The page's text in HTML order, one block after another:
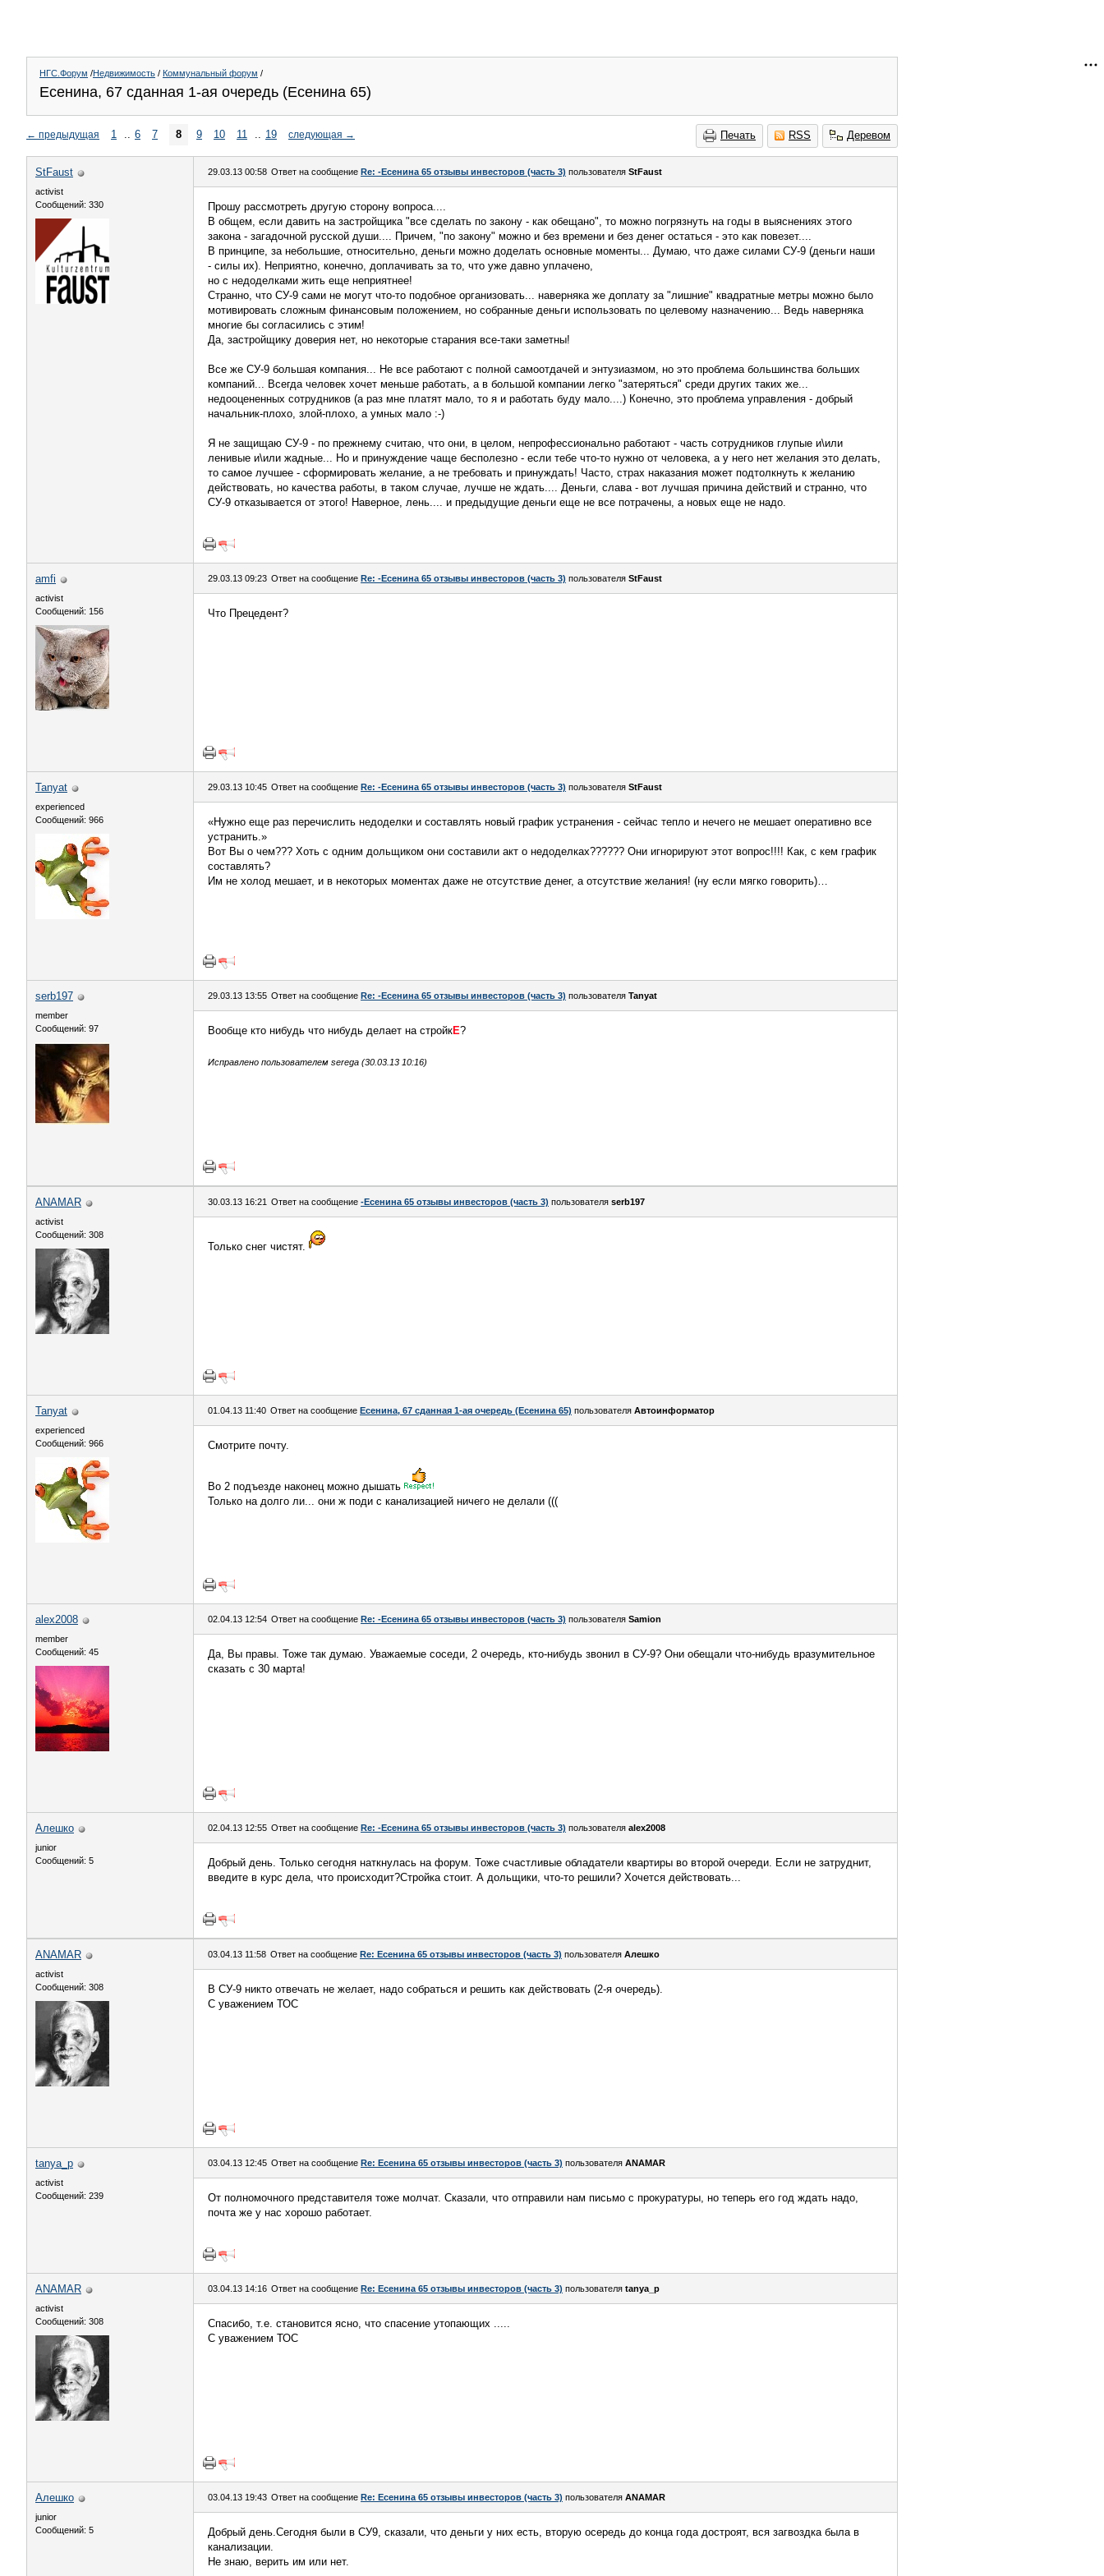
НГС.Форум /Недвижимость / Коммунальный форум /
Есенина, 67 сданная 1-ая очередь (Есенина 65)
Печать RSS Деревом
← предыдущая 1 .. 6 7 8 9 10 11 .. 19 следующая →
StFaust
activist
Сообщений: 330
29.03.13 00:58 Ответ на сообщение Re: -Есенина 65 отзывы инвесторов (часть 3) пользователя StFaust
Прошу рассмотреть другую сторону вопроса....
В общем, если давить на застройщика "все сделать по закону - как обещано", то можно погрязнуть на годы в выяснениях этого
закона - загадочной русской души.... Причем, "по закону" можно и без времени и без денег остаться - это как повезет....
В принципе, за небольшие, относительно, деньги можно доделать основные моменты... Думаю, что даже силами СУ-9 (деньги наши
- силы их). Неприятно, конечно, доплачивать за то, что уже давно уплачено,
но с недоделками жить еще неприятнее!
Странно, что СУ-9 сами не могут что-то подобное организовать... наверняка же доплату за "лишние" квадратные метры можно было
мотивировать сложным финансовым положением, но собранные деньги использовать по целевому назначению... Ведь наверняка
многие бы согласились с этим!
Да, застройщику доверия нет, но некоторые старания все-таки заметны!
Все же СУ-9 большая компания... Не все работают с полной самоотдачей и энтузиазмом, но это проблема большинства больших
компаний... Всегда человек хочет меньше работать, а в большой компании легко "затеряться" среди других таких же...
недооцененных сотрудников (а раз мне платят мало, то я и работать буду мало....) Конечно, это проблема управления - добрый
начальник-плохо, злой-плохо, а умных мало :-)
Я не защищаю СУ-9 - по прежнему считаю, что они, в целом, непрофессионально работают - часть сотрудников глупые и\или
ленивые и\или жадные... Но и принуждение чаще бесполезно - если тебе что-то нужно от человека, а у него нет желания это делать,
то самое лучшее - сформировать желание, а не требовать и принуждать! Часто, страх наказания может подтолкнуть к желанию
действовать, но качества работы, в таком случае, лучше не ждать.... Деньги, слава - вот лучшая причина действий и странно, что
СУ-9 отказывается от этого! Наверное, лень.... и предыдущие деньги еще не все потрачены, а новых еще не надо.
amfi
activist
Сообщений: 156
29.03.13 09:23 Ответ на сообщение Re: -Есенина 65 отзывы инвесторов (часть 3) пользователя StFaust
Что Прецедент?
Tanyat
experienced
Сообщений: 966
29.03.13 10:45 Ответ на сообщение Re: -Есенина 65 отзывы инвесторов (часть 3) пользователя StFaust
«Нужно еще раз перечислить недоделки и составлять новый график устранения - сейчас тепло и нечего не мешает оперативно все
устранить.»
Вот Вы о чем??? Хоть с одним дольщиком они составили акт о недоделках?????? Они игнорируют этот вопрос!!!! Как, с кем график
составлять?
Им не холод мешает, и в некоторых моментах даже не отсутствие денег, а отсутствие желания! (ну если мягко говорить)…
serb197
member
Сообщений: 97
29.03.13 13:55 Ответ на сообщение Re: -Есенина 65 отзывы инвесторов (часть 3) пользователя Tanyat
Вообще кто нибудь что нибудь делает на стройкЕ?
Исправлено пользователем serega (30.03.13 10:16)
ANAMAR
activist
Сообщений: 308
30.03.13 16:21 Ответ на сообщение -Есенина 65 отзывы инвесторов (часть 3) пользователя serb197
Только снег чистят.
Tanyat
experienced
Сообщений: 966
01.04.13 11:40 Ответ на сообщение Есенина, 67 сданная 1-ая очередь (Есенина 65) пользователя Автоинформатор
Смотрите почту.
Во 2 подъезде наконец можно дышать
Только на долго ли... они ж поди с канализацией ничего не делали (((
alex2008
member
Сообщений: 45
02.04.13 12:54 Ответ на сообщение Re: -Есенина 65 отзывы инвесторов (часть 3) пользователя Samion
Да, Вы правы. Тоже так думаю. Уважаемые соседи, 2 очередь, кто-нибудь звонил в СУ-9? Они обещали что-нибудь вразумительное
сказать с 30 марта!
Алешко
junior
Сообщений: 5
02.04.13 12:55 Ответ на сообщение Re: -Есенина 65 отзывы инвесторов (часть 3) пользователя alex2008
Добрый день. Только сегодня наткнулась на форум. Тоже счастливые обладатели квартиры во второй очереди. Если не затруднит,
введите в курс дела, что происходит?Стройка стоит. А дольщики, что-то решили? Хочется действовать...
ANAMAR
activist
Сообщений: 308
03.04.13 11:58 Ответ на сообщение Re: Есенина 65 отзывы инвесторов (часть 3) пользователя Алешко
В СУ-9 никто отвечать не желает, надо собраться и решить как действовать (2-я очередь).
С уважением ТОС
tanya_p
activist
Сообщений: 239
03.04.13 12:45 Ответ на сообщение Re: Есенина 65 отзывы инвесторов (часть 3) пользователя ANAMAR
От полномочного представителя тоже молчат. Сказали, что отправили нам письмо с прокуратуры, но теперь его год ждать надо,
почта же у нас хорошо работает.
ANAMAR
activist
Сообщений: 308
03.04.13 14:16 Ответ на сообщение Re: Есенина 65 отзывы инвесторов (часть 3) пользователя tanya_p
Спасибо, т.е. становится ясно, что спасение утопающих .....
С уважением ТОС
Алешко
junior
Сообщений: 5
03.04.13 19:43 Ответ на сообщение Re: Есенина 65 отзывы инвесторов (часть 3) пользователя ANAMAR
Добрый день.Сегодня были в СУ9, сказали, что деньги у них есть, вторую осередь до конца года достроят, вся загвоздка была в
канализации.
Не знаю, верить им или нет.